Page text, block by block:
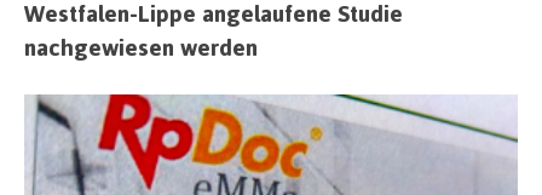
Westfalen-Lippe angelaufene Studie
nachgewiesen werden